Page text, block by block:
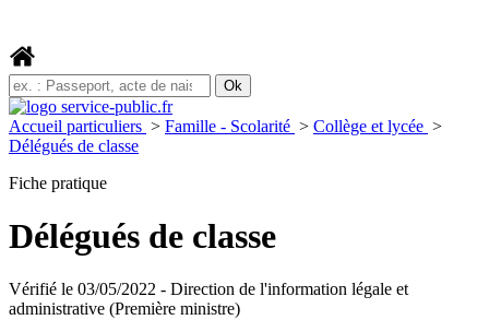
Accueil particuliers > Famille - Scolarité > Collège et lycée >
Délégués de classe
Fiche pratique
Délégués de classe
Vérifié le 03/05/2022 - Direction de l'information légale et
administrative (Première ministre)